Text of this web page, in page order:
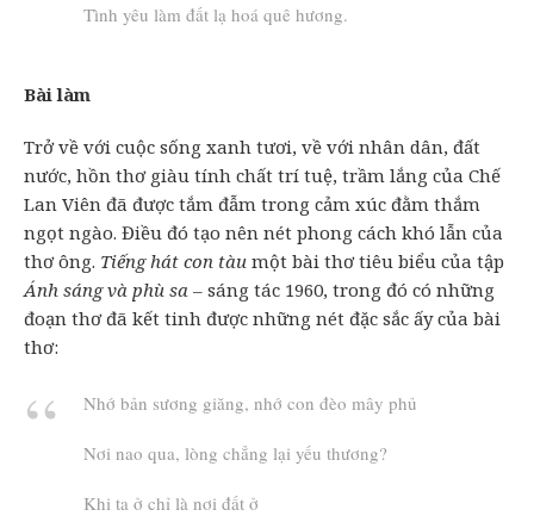
Tình yêu làm đất lạ hoá quê hương.
Bài làm
Trở về với cuộc sống xanh tươi, về với nhân dân, đất
nước, hồn thơ giàu tính chất trí tuệ, trầm lắng của Chế
Lan Viên đã được tắm đẫm trong cảm xúc đằm thắm
ngọt ngào. Điều đó tạo nên nét phong cách khó lẫn của
thơ ông. Tiếng hát con tàu một bài thơ tiêu biểu của tập
Ánh sáng và phù sa – sáng tác 1960, trong đó có những
đoạn thơ đã kết tinh được những nét đặc sắc ấy của bài
thơ:
Nhớ bản sương giăng, nhớ con đèo mây phủ
Nơi nao qua, lòng chẳng lại yếu thương?
Khi ta ở chỉ là nơi đất ở